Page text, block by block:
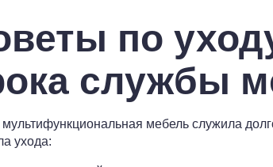
по
службы
мебель служила
ухода: